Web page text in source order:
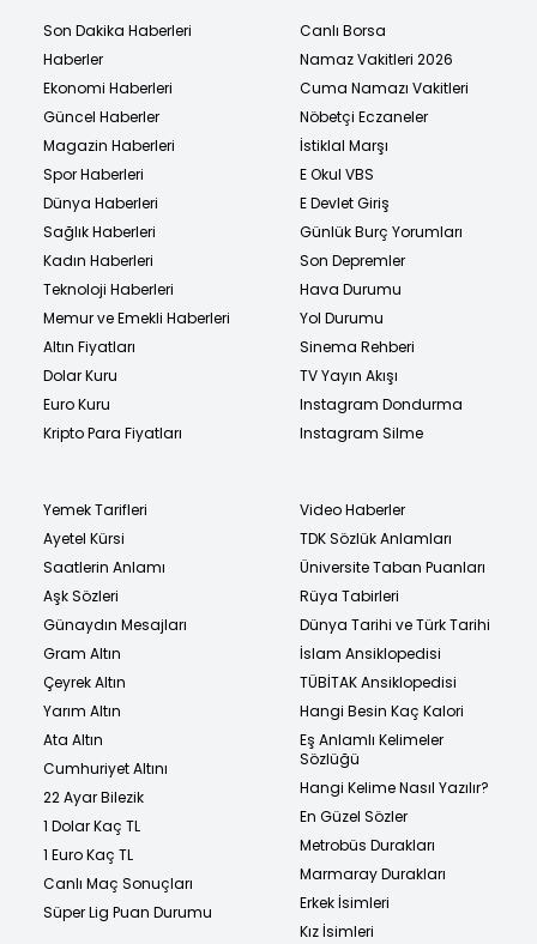
Son Dakika Haberleri
Haberler
Ekonomi Haberleri
Güncel Haberler
Magazin Haberleri
Spor Haberleri
Dünya Haberleri
Sağlık Haberleri
Kadın Haberleri
Teknoloji Haberleri
Memur ve Emekli Haberleri
Altın Fiyatları
Dolar Kuru
Euro Kuru
Kripto Para Fiyatları
Canlı Borsa
Namaz Vakitleri 2026
Cuma Namazı Vakitleri
Nöbetçi Eczaneler
İstiklal Marşı
E Okul VBS
E Devlet Giriş
Günlük Burç Yorumları
Son Depremler
Hava Durumu
Yol Durumu
Sinema Rehberi
TV Yayın Akışı
Instagram Dondurma
Instagram Silme
Yemek Tarifleri
Ayetel Kürsi
Saatlerin Anlamı
Aşk Sözleri
Günaydın Mesajları
Gram Altın
Çeyrek Altın
Yarım Altın
Ata Altın
Cumhuriyet Altını
22 Ayar Bilezik
1 Dolar Kaç TL
1 Euro Kaç TL
Canlı Maç Sonuçları
Süper Lig Puan Durumu
Video Haberler
TDK Sözlük Anlamları
Üniversite Taban Puanları
Rüya Tabirleri
Dünya Tarihi ve Türk Tarihi
İslam Ansiklopedisi
TÜBİTAK Ansiklopedisi
Hangi Besin Kaç Kalori
Eş Anlamlı Kelimeler
Sözlüğü
Hangi Kelime Nasıl Yazılır?
En Güzel Sözler
Metrobüs Durakları
Marmaray Durakları
Erkek İsimleri
Kız İsimleri